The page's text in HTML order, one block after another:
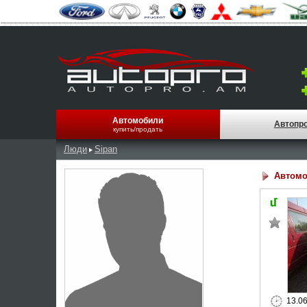
Автомобили
купить/продать
Люди Sipan